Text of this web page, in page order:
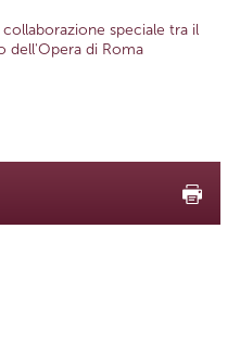
speciale tra il
dell'Opera di Roma